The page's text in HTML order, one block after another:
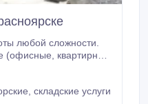
любой сложности.
квартирные,
у нас опытные,
складские услуги